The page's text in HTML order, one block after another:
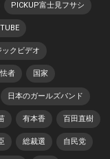
PICKUP富士見フサシ
ックビデオ
者 国家
日本のガールズバンド
有本香 百田直樹
総裁選 自民党